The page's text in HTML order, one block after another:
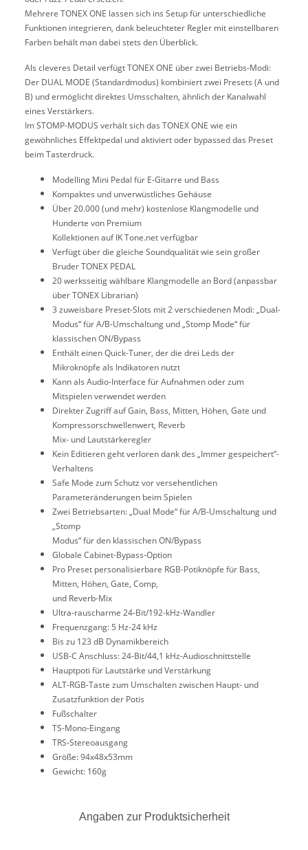
Mehrere TONEX ONE lassen sich ins Setup für unterschiedliche
Funktionen integrieren, dank beleuchteter Regler mit einstellbaren
Farben behält man dabei stets den Überblick.
Als cleveres Detail verfügt TONEX ONE über zwei Betriebs-Modi:
Der DUAL MODE (Standardmodus) kombiniert zwei Presets (A und
B) und ermöglicht direktes Umsschalten, ähnlich der Kanalwahl
eines Verstärkers.
Im STOMP-MODUS verhält sich das TONEX ONE wie ein
gewöhnliches Effektpedal und aktiviert oder bypassed das Preset
beim Tasterdruck.
Modelling Mini Pedal für E-Gitarre und Bass
Kompaktes und unverwüstliches Gehäuse
Über 20.000 (und mehr) kostenlose Klangmodelle und
Hunderte von Premium
Kollektionen auf IK Tone.net verfügbar
Verfügt über die gleiche Soundqualität wie sein großer
Bruder TONEX PEDAL
20 werksseitig wählbare Klangmodelle an Bord (anpassbar
über TONEX Librarian)
3 zuweisbare Preset-Slots mit 2 verschiedenen Modi: „Dual-
Modus“ für A/B-Umschaltung und „Stomp Mode“ für
klassischen ON/Bypass
Enthält einen Quick-Tuner, der die drei Leds der
Mikroknöpfe als Indikatoren nutzt
Kann als Audio-Interface für Aufnahmen oder zum
Mitspielen verwendet werden
Direkter Zugriff auf Gain, Bass, Mitten, Höhen, Gate und
Kompressorschwellenwert, Reverb
Mix- und Lautstärkeregler
Kein Editieren geht verloren dank des „Immer gespeichert“-
Verhaltens
Safe Mode zum Schutz vor versehentlichen
Parameteränderungen beim Spielen
Zwei Betriebsarten: „Dual Mode“ für A/B-Umschaltung und
„Stomp
Modus“ für den klassischen ON/Bypass
Globale Cabinet-Bypass-Option
Pro Preset personalisierbare RGB-Potiknöpfe für Bass,
Mitten, Höhen, Gate, Comp,
und Reverb-Mix
Ultra-rauscharme 24-Bit/192-kHz-Wandler
Frequenzgang: 5 Hz-24 kHz
Bis zu 123 dB Dynamikbereich
USB-C Anschluss: 24-Bit/44,1 kHz-Audioschnittstelle
Hauptpoti für Lautstärke und Verstärkung
ALT-RGB-Taste zum Umschalten zwischen Haupt- und
Zusatzfunktion der Potis
Fußschalter
TS-Mono-Eingang
TRS-Stereoausgang
Größe: 94x48x53mm
Gewicht: 160g
Angaben zur Produktsicherheit